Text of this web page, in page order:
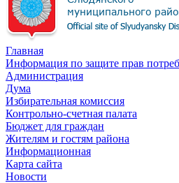
Главная
Информация по защите прав
Администрация
Дума
Избирательная комиссия
Контрольно-счетная палата
Бюджет для граждан
Жителям и гостям района
Информационная
Карта сайта
Новости